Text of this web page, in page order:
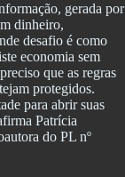
gerada por
dinheiro,
desafio é como
economia sem
que as regras
protegidos.
para abrir suas
Patrícia
do PL nº